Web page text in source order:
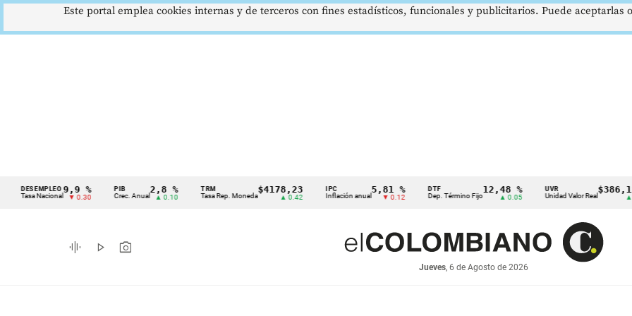
Cintillo
indicadores
económicos
Nacional
9,9 %
▼ 0.30
PIB
Crec. Anual
2,8 %
▲ 0.10
TRM
Tasa Rep. Moneda
$4178,23
▲ 0.42
IPC
Inflación anual
5,81 %
▼ 0.12
DTF
Dep. Término Fijo
12,48 %
▲ 0.05
UVR
Unidad Valor Real
$386,1273
▲ 0.03
graphic_eq play_arrow photo_camera
Jueves, 6 de Agosto de 2026
Este portal emplea cookies internas y de terceros con fines estadísticos, funcionales y publicitarios. Puede aceptarlas